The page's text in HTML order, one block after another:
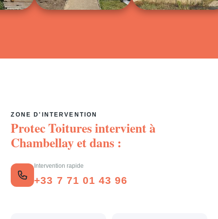
ZONE D'INTERVENTION
Protec Toitures intervient à
Chambellayet dans :
Intervention rapide
+33 7 71 01 43 96